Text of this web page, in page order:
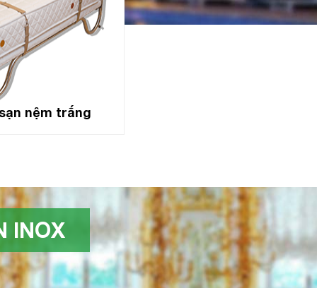
nệm trắng
INOX